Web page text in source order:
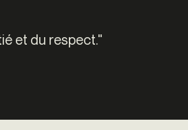
et du respect."